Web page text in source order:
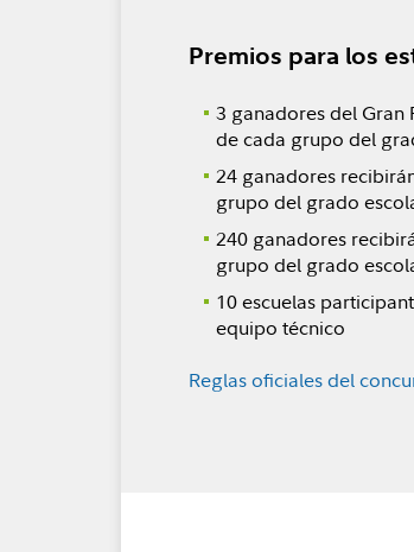
Premios para los
3 ganadores del Gran
de cada grupo del
24 ganadores
grupo del grado
240 ganadores
grupo del grado
10 escuelas
equipo técnico
Reglas oficiales del